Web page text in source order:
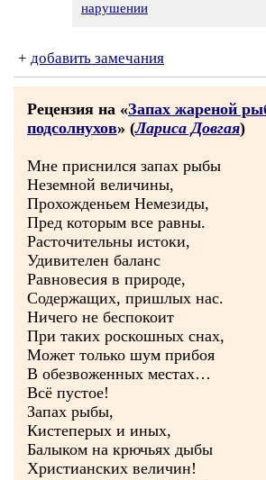
нарушении
+ добавить замечания
Рецензия на «Запах жареной
подсолнухов» (Лариса Довгая)
Мне приснился запах рыбы
Неземной величины,
Прохожденьем Немезиды,
Пред которым все равны.
Расточительны истоки,
Удивителен баланс
Равновесия в природе,
Содержащих, пришлых нас.
Ничего не беспокоит
При таких роскошных снах,
Может только шум прибоя
В обезвоженных местах…
Всё пустое!
Запах рыбы,
Кистеперых и иных,
Балыком на крючьях дыбы
Христианских величин!